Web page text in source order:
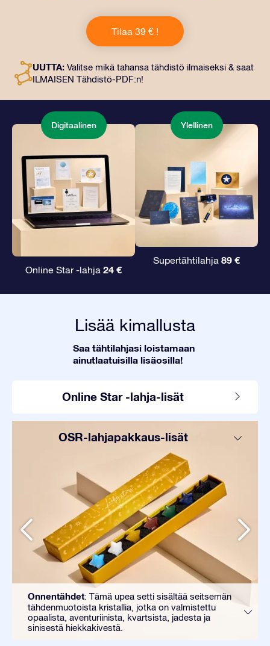
Tämä lahja sisältää kauniin kirjekuoren ja
henkilökohtaiset ​​asiakirjat, jotka lähetetään
valitsemaasi osoitteeseen. Saat myös digitaaliset
maaginen tapa antaa ikuinen lahja ystäville ja rakkaille.
Tilaa 39 € !
UUTTA: Valitse mikä tahansa tähdistö ilmaiseksi & saat
ILMAISEN Tähdistö-PDF:n!
Digitaalinen
Online Star -lahja 24 €
Ylellinen
Supertähtilahja 89 €
Lisää kimallusta
Saa tähtilahjasi loistamaan
ainutlaatuisilla lisäosilla!
Online Star -lahja-lisät
OSR-lahjapakkaus-lisät
Onnentähdet: Tämä upea setti sisältää seitsemän
tähdenmuotoista kristallia, jotka on valmistettu
opaalista, aventuriinista, kvartsista, jadesta ja
sinisestä hiekkakivestä.